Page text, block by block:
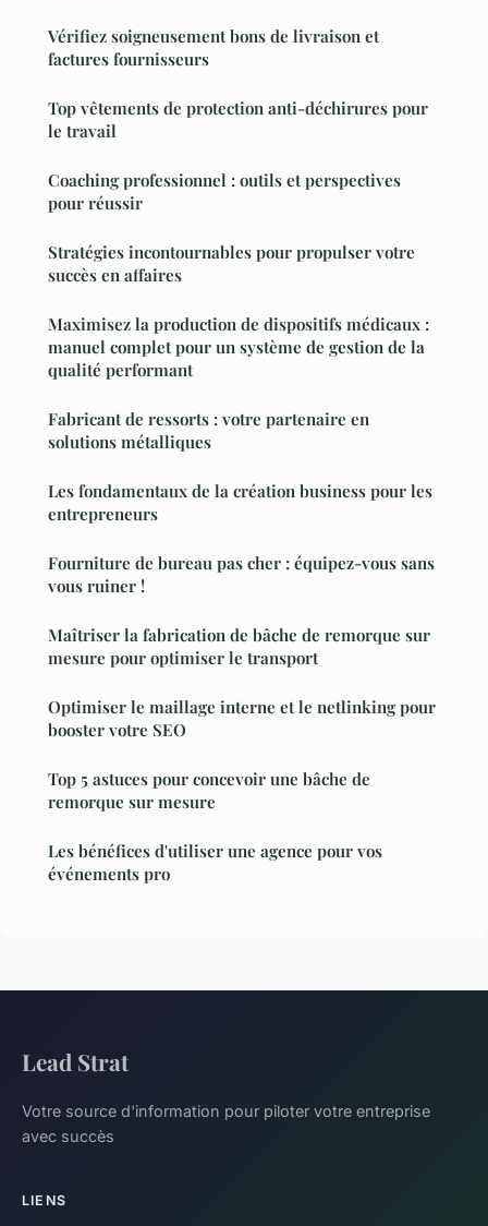
Vérifiez soigneusement bons de livraison et
factures fournisseurs
Top vêtements de protection anti-déchirures pour
le travail
Coaching professionnel : outils et perspectives
pour réussir
Stratégies incontournables pour propulser votre
succès en affaires
Maximisez la production de dispositifs médicaux :
manuel complet pour un système de gestion de la
qualité performant
Fabricant de ressorts : votre partenaire en
solutions métalliques
Les fondamentaux de la création business pour les
entrepreneurs
Fourniture de bureau pas cher : équipez-vous sans
vous ruiner !
Maîtriser la fabrication de bâche de remorque sur
mesure pour optimiser le transport
Optimiser le maillage interne et le netlinking pour
booster votre SEO
Top 5 astuces pour concevoir une bâche de
remorque sur mesure
Les bénéfices d'utiliser une agence pour vos
événements pro
Lead Strat
Votre source d'information pour piloter votre entreprise
avec succès
LIENS